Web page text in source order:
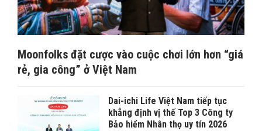
Moonfolks đặt cược vào cuộc chơi lớn hơn “giá
rẻ, gia công” ở Việt Nam
Dai-ichi Life Việt Nam tiếp tục
khẳng định vị thế Top 3 Công ty
Bảo hiểm Nhân thọ uy tín 2026